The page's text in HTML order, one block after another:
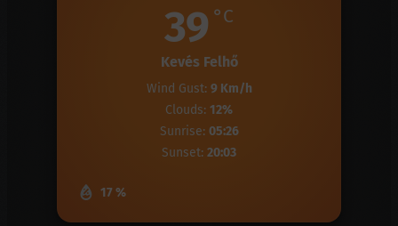
39 °C
Kevés Felhő
17 %
Wind Gust: 9 Km/h
Clouds: 12%
Sunrise: 05:26
Sunset: 20:03